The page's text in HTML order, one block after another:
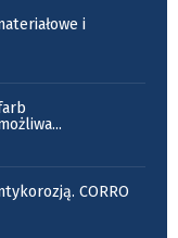
i
...
CORRO